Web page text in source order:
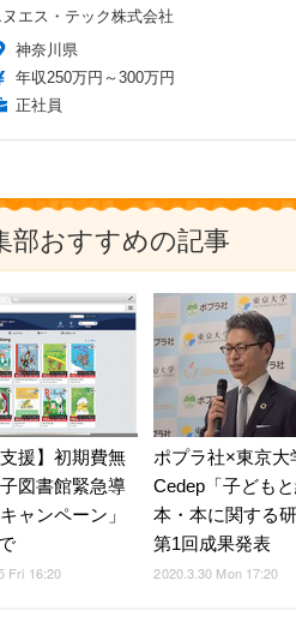
ヌエス・テック株式会社
神奈川県
年収250万円～300万円
正社員
部おすすめの記事
支援】初期費無
図書館緊急導
ャンペーン」
Fri 16:20
ポプラ社×東京大
Cedep「子ども
本・本に関する研
第1回成果発表
2020.3.30 Mon 17:20